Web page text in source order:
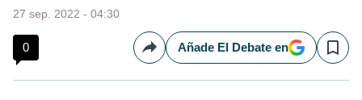
27 sep. 2022 - 04:30
0 CompartirAñade El Debate en Save